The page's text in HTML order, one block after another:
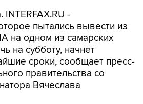
INTERFAX.RU -
пытались вывести из
на одном из самарских
на субботу, начнет
сроки, сообщает пресс-
правительства со
Вячеслава